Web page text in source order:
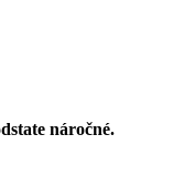
náročné.